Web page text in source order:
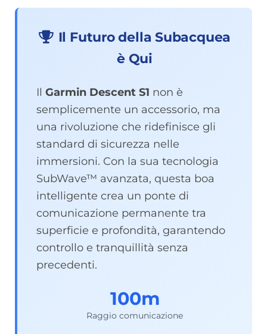
Il Futuro della Subacquea
è Qui
Il Garmin Descent S1 non è
semplicemente un accessorio, ma
una rivoluzione che ridefinisce gli
standard di sicurezza nelle
immersioni. Con la sua tecnologia
SubWave™ avanzata, questa boa
intelligente crea un ponte di
comunicazione permanente tra
superficie e profondità, garantendo
controllo e tranquillità senza
precedenti.
100m
Raggio comunicazione